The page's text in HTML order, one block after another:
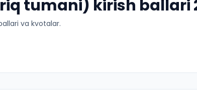
tumani) kirish ballari
va kvotalar.